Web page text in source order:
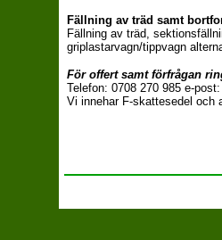
Fällning av träd samt
Fällning av träd,
griplastarvagn/tippvagn
För offert samt förfrågan
Telefon: 0708 270 985 e-post:
Vi innehar F-skattesedel och